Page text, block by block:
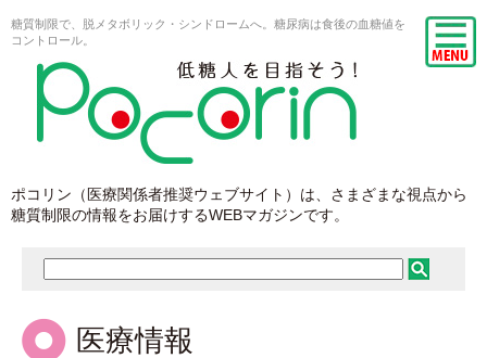
糖質制限で、脱メタボリック・シンドロームへ。糖尿病は食後の血糖値を
コントロール。
ポコリン（医療関係者推奨ウェブサイト）は、さまざまな視点から
糖質制限の情報をお届けするWEBマガジンです。
医療情報